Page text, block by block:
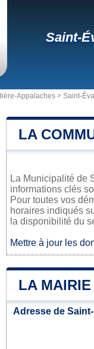
Saint-
Appalaches > Saint-
LA
La Municipalité de
informations clés
Pour toutes vos
horaires indiqués
la disponibilité du
Mettre à jour les
LA
Adresse de